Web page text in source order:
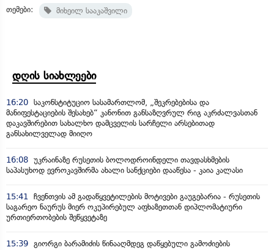
თემები: მიხეილ სააკაშვილი
დღის სიახლეები
16:20 საკონსტიტუციო სასამართლომ, „შეკრებებისა და
მანიფესტაციების შესახებ“ კანონით განსაზღვრულ რიგ აკრძალვასთან
დაკავშირებით სახალხო დამცველის სარჩელი არსებითად
განსახილველად მიიღო
16:08 უკრაინაზე რუსეთის ბოლოდროინდელი თავდასხმების
საპასუხოდ ევროკავშირმა ახალი სანქციები დააწესა - კაია კალასი
15:41
ჩვენთვის ამ გადაწყვეტილების მოტივები გაუგებარია - რუსეთის
საგარეო ნაურუს მიერ ოკუპირებულ აფხაზეთთან დიპლომატიური
ურთიერთობების შეწყვეტაზე
15:39 გიორგი ბარამიძის წინააღმდეგ დაწყებული გამოძიების